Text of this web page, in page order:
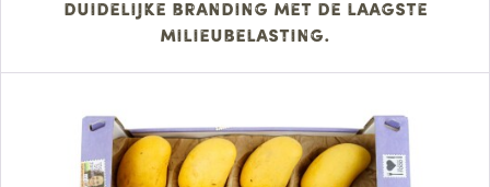
duidelijke branding met de laagste
milieubelasting.